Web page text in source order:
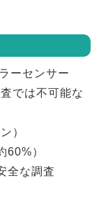
ーセンサー
では不可能な
）
60%）
全な調査